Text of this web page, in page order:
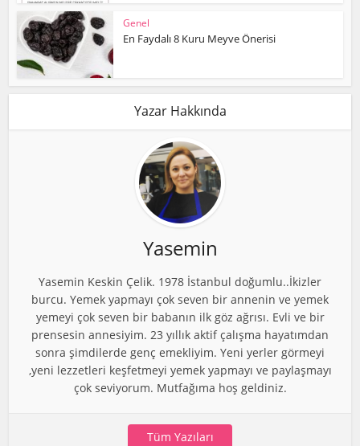
Genel
En Faydalı 8 Kuru Meyve Önerisi
Yazar Hakkında
Yasemin
Yasemin Keskin Çelik. 1978 İstanbul doğumlu..İkizler
burcu. Yemek yapmayı çok seven bir annenin ve yemek
yemeyi çok seven bir babanın ilk göz ağrısı. Evli ve bir
prensesin annesiyim. 23 yıllık aktif çalışma hayatımdan
sonra şimdilerde genç emekliyim. Yeni yerler görmeyi
,yeni lezzetleri keşfetmeyi yemek yapmayı ve paylaşmayı
çok seviyorum. Mutfağıma hoş geldiniz.
Tüm Yazıları